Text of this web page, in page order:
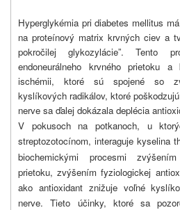
Hyperglykémia pri diabetes mellitus
na proteínový matrix krvných ciev a
pokročilej glykozylácie”. Tento
endoneurálneho krvného prietoku
ischémii, ktoré sú spojené so
kyslíkových radikálov, ktoré
nerve sa ďalej dokázala deplécia
V pokusoch na potkanoch, u
streptozotocínom, interaguje kyselina
biochemickými procesmi
prietoku, zvýšením fyziologickej
ako antioxidant znižuje voľné
nerve. Tieto účinky, ktoré sa